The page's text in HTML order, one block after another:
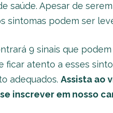
saúde. Apesar de
sintomas podem ser
9 sinais que
ficar atento a esses
adequados. Assista ao
inscrever em nosso